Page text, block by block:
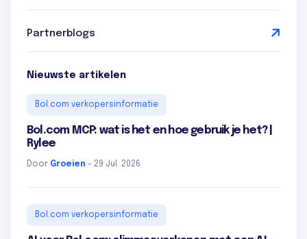
Partnerblogs
Nieuwste artikelen
Bol.com verkopersinformatie
Bol.com MCP: wat is het en hoe gebruik je het? |
Rylee
Door Groeien - 29 Jul. 2026
Bol.com verkopersinformatie